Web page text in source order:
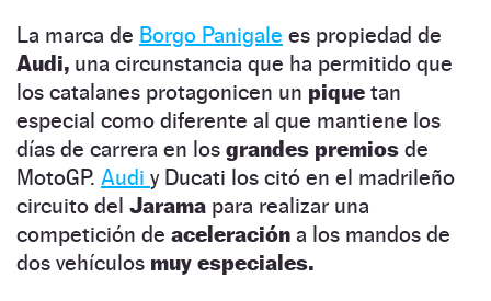
La marca de Borgo Panigale es propiedad de
Audi, una circunstancia que ha permitido que
los catalanes protagonicen un pique tan
especial como diferente al que mantiene los
días de carrera en los grandes premios de
MotoGP. Audi y Ducati los citó en el madrileño
circuito del Jarama para realizar una
competición de aceleración a los mandos de
dos vehículos muy especiales.